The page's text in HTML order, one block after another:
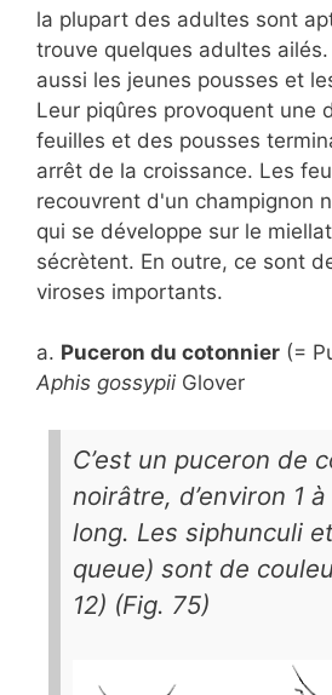
la plupart des adultes sont
trouve quelques adultes
aussi les jeunes pousses et
Leur piqûres provoquent une
feuilles et des pousses
arrêt de la croissance. Les
recouvrent d'un champignon
qui se développe sur le
sécrètent. En outre, ce sont
viroses importants.
a. Puceron du cotonnier (=
Aphis gossypii Glover
C’est un puceron de
noirâtre, d’environ 1
long. Les siphunculi
queue) sont de
12) (Fig. 75)